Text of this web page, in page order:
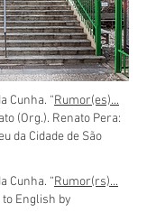
Cunha. “Rumor(es)...
(Org.). Renato Pera:
da Cidade de São
Cunha. “Rumor(rs)...
to English by